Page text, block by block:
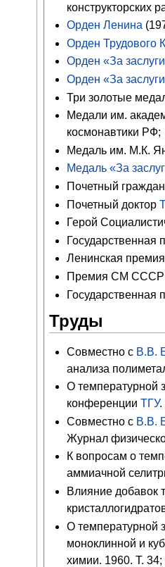
конструкторских
Орден Ленина
Орден Трудового
Орден «За
Орден «За
Три золотые
Медали им.
космонавтики РФ;
Медаль им. М.К.
Медаль «За
Почетный
Почетный доктор
Герой
Ленинская
Премия СМ СССР
Труды
Совместно с В.В.
анализа
О температурной
конференцииТГУ.
Совместно с В.В.
Журнал
К вопросам о
аммиачной
Влияние добавок
О температурной
моноклинной и
химии. 1960. Т. 34;